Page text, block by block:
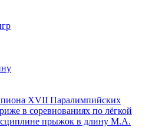
XVII Паралимпийских
в соревнованиях по лёгкой
прыжок в длину М.А.